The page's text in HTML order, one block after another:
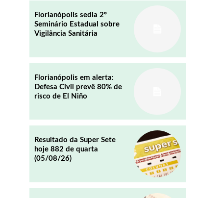
Florianópolis sedia 2º
Seminário Estadual sobre
Vigilância Sanitária
Florianópolis em alerta:
Defesa Civil prevê 80% de
risco de El Niño
Resultado da Super Sete
hoje 882 de quarta
(05/08/26)